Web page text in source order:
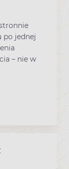
po jednej
– nie w